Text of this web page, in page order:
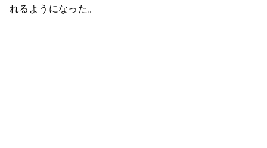
れるようになった。